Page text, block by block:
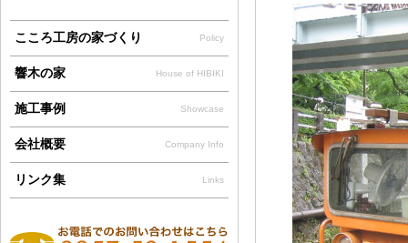
こころ工房の家づくり Policy
響木の家 House of HIBIKI
施工事例 Showcase
会社概要 Company Info
リンク集 Links